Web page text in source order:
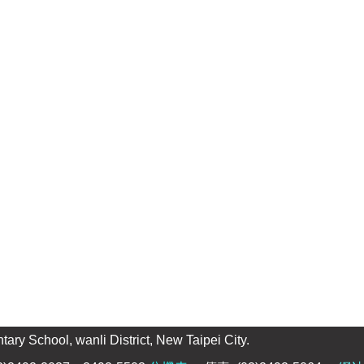
School, wanli District, New Taipei City.